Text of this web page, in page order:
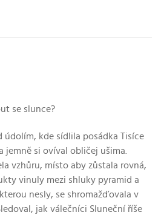
se slunce?
kde sídlila posádka Tisíce
jemně si ovíval obličej ušima.
vzhůru, místo aby zůstala rovná,
vinuly mezi shluky pyramid a
nesly, se shromažďovala v
jak válečníci Sluneční říše